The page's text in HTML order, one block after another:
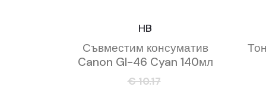
HB
Съвместим консуматив
Canon GI-46 Cyan 140мл
€ 10.17